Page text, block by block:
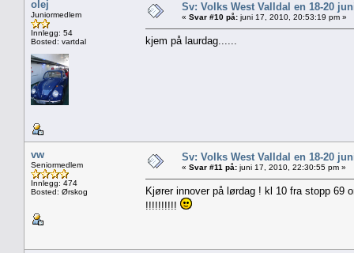
olej
Juniormedlem
Innlegg: 54
Bosted: vartdal
Sv: Volks West Valldal en 18-20
« Svar #10 på: juni 17, 2010, 20:53:19 pm »
kjem på laurdag......
vw
Seniormedlem
Innlegg: 474
Bosted: Ørskog
Sv: Volks West Valldal en 18-20
« Svar #11 på: juni 17, 2010, 22:30:55 pm »
Kjører innover på lørdag ! kl 10 fra stopp
!!!!!!!!!!